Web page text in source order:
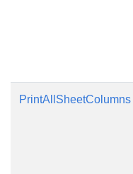
PrintAllSheetColumns